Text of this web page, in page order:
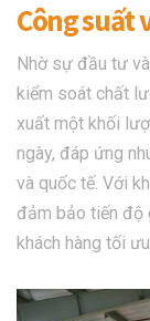
Công suất
Nhờ sự đầu tư
kiểm soát chất
xuất một khối
ngày, đáp ứng
và quốc tế. Với
đảm bảo tiến độ
khách hàng tối